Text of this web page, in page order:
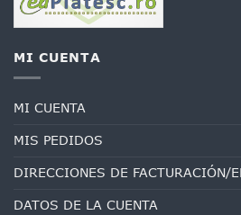
MI CUENTA
MI CUENTA
MIS PEDIDOS
DIRECCIONES DE FACTURACIÓN/
DATOS DE LA CUENTA